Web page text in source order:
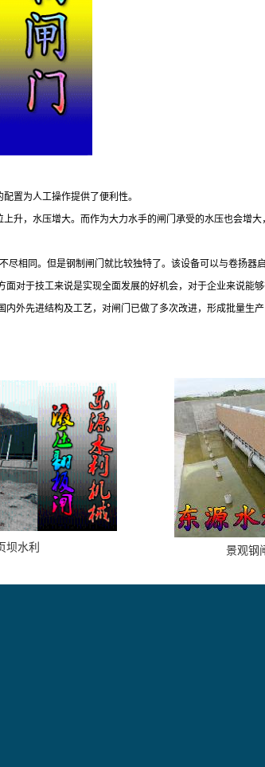
置为人工操作提供了便利性。
升，水压增大。而作为大力水手的闸门承受的水压也会增
相同。但是钢制闸门就比较独特了。该设备可以与卷扬
对于技工来说是实现全面发展的好机会，对于企业来说能
外先进结构及工艺，对闸门已做了多次改进，形成批量生产
坝水利 景观钢